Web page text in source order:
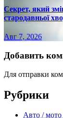
Секрет, який
стародавньої
Авг 7, 2026
Добавить
Для отправки
Рубрики
Авто / мото